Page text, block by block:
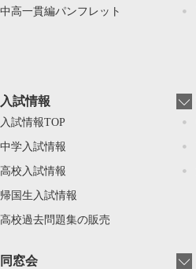
中高一貫編パンフレット
入試情報
入試情報TOP
中学入試情報
高校入試情報
帰国⽣入試情報
高校過去問題集の販売
同窓会